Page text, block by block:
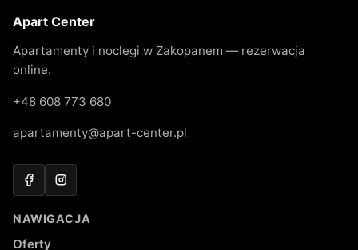
Apart Center
Apartamenty i noclegi w Zakopanem — rezerwacja
online.
+48 608 773 680
apartamenty@apart-center.pl
FacebookInstagram
NAWIGACJA
Oferty